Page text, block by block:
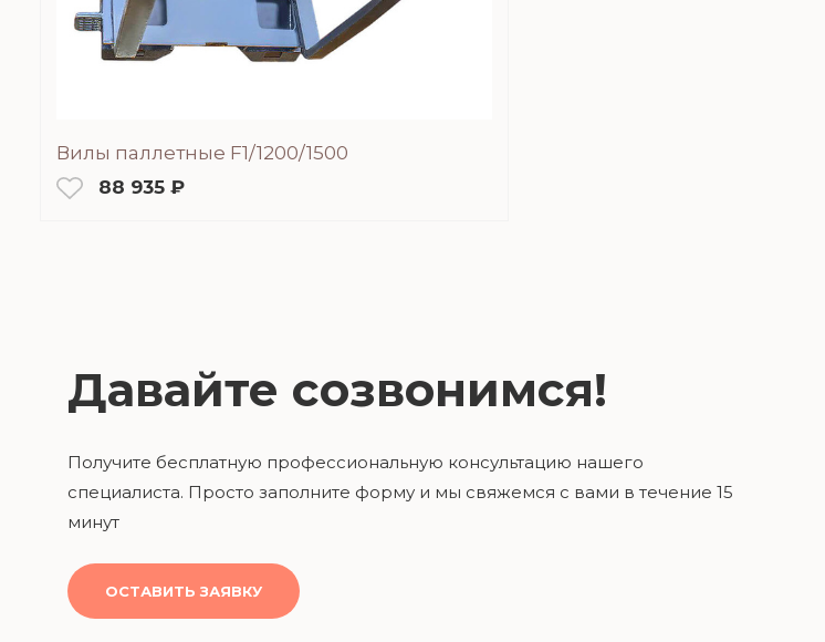
Вилы паллетные F1/1200/1500
88 935 ₽
Давайте созвонимся!
Получите бесплатную профессиональную консультацию нашего
специалиста. Просто заполните форму и мы свяжемся с вами в течение 15
минут
ОСТАВИТЬ ЗАЯВКУ